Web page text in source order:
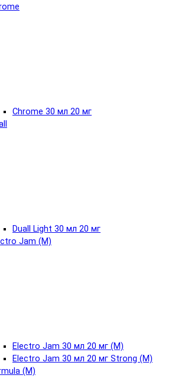
Chrome 30 мл 20 мг
Duall Light 30 мл 20 мг
Jam (М)
Electro Jam 30 мл 20 мг (М)
Electro Jam 30 мл 20 мг Strong (М)
(М)